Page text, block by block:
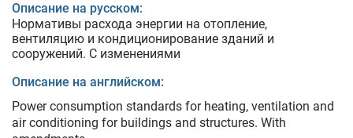
Описание на русском:
Нормативы расхода энергии на отопление,
вентиляцию и кондиционирование зданий и
сооружений. С изменениями
Описание на английском:
Power consumption standards for heating, ventilation and
air conditioning for buildings and structures. With